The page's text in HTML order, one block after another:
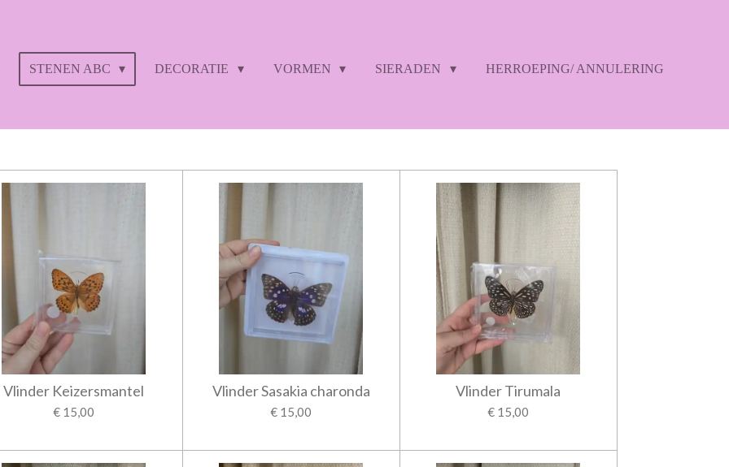
STENEN ABC DECORATIE VORMEN SIERADEN HERROEPING/ ANNULERING
Vlinder Keizersmantel
€ 15,00
Vlinder Sasakia charonda
€ 15,00
Vlinder Tirumala
€ 15,00